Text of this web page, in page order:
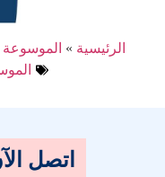
الرئيسية » الموسوعة
اتصل